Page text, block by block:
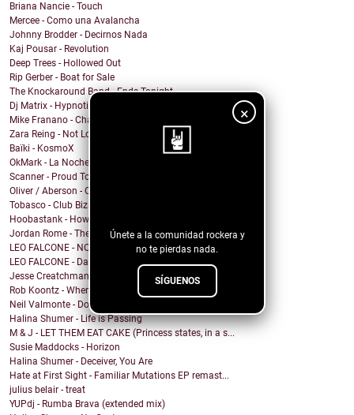
×
Únete a la comunidad rockera y
no te pierdas nada.
SÍGUENOS
Briana Nancie - Touch
Mercee - Como una Avalancha
Johnny Brodder - Decirnos Nada
Kaj Pousar - Revolution
Deep Trees - Hollowed Out
Rip Gerber - Boat for Sale
The Knockaround Band - Ends Tonight
Dj Matrix - Hypnotic
Mike Franano - Chair At My Table
Zara Reing - Not Lost
Baïki - KosmoX
OkMark - La Noche de Mi Funeral
Scanner - Proud To Be A Nothin'
Oliver / Aberson - Oliver / Aberson: Let It Burn (...
Tobasco - Club Bizarre 26
Hoobastank - How Do You Sleep?
Jordan Rome - Them Dues
LEO FALCONE - NOCTURNO
LEO FALCONE - Dale !
Jesse Creatchman - fake it til u make it
Rob Koontz - When We Hear the Call
Neil Valmonte - Down on the River
Halina Shumer - Life is Passing
M & J - LET THEM EAT CAKE (Princess states, in a s...
Susie Maddocks - Horizon
Halina Shumer - Deceiver, You Are
Hate at First Sight - Familiar Mutations EP remast...
julius belair - treat
YUPdj - Rumba Brava (extended mix)